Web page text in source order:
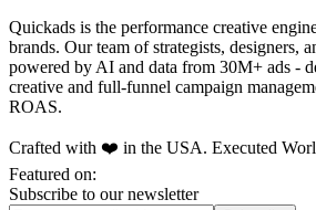
Quickads is the performance creative
brands. Our team of strategists, designers,
powered by AI and data from 30M+ ads -
creative and full-funnel campaign
ROAS.
Crafted with ❤️ in the USA. Executed
Featured on:
Subscribe to our newsletter